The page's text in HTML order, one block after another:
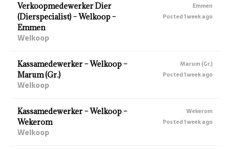
Verkoopmedewerker Dier
(Dierspecialist) – Welkoop –
Emmen
Welkoop
Emmen
Posted 1 week ago
Kassamedewerker – Welkoop –
Marum (Gr.)
Welkoop
Marum (Gr.)
Posted 1 week ago
Kassamedewerker – Welkoop –
Wekerom
Welkoop
Wekerom
Posted 1 week ago